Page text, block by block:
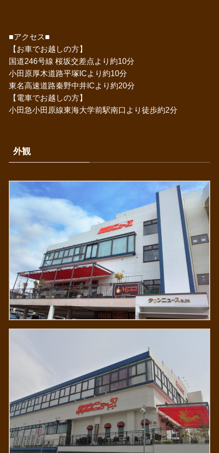
■アクセス■
【お車でお越しの方】
国道246号線 桜坂交差点より約10分
小田原厚木道路平塚ICより約10分
東名高速道路秦野中井ICより約20分
【電車でお越しの方】
小田急小田原線東海大学前駅南口より徒歩約2分
外観